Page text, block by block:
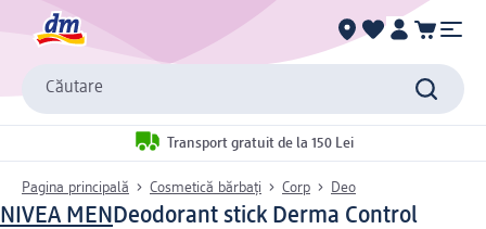
Căutare
Transport gratuit de la 150 Lei
Pagina principală Cosmetică bărbați Corp Deo
NIVEA MENDeodorant stick Derma Control